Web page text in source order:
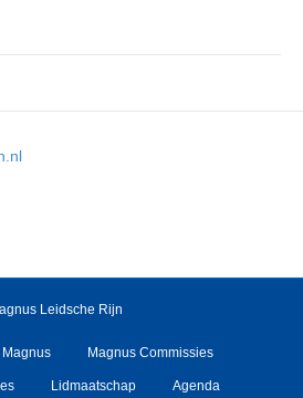
Leidsche Rijn
Magnus Magnus Commissies
Lidmaatschap Agenda